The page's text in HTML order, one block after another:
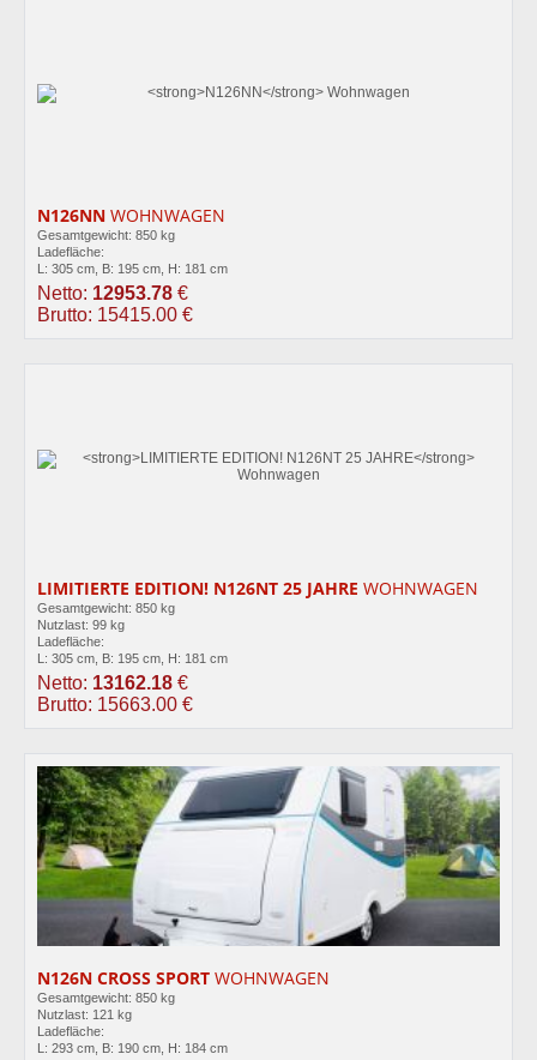
N126NN WOHNWAGEN
Gesamtgewicht: 850 kg
Ladefläche:
L: 305 cm, B: 195 cm, H: 181 cm
Netto: 12953.78 €
Brutto: 15415.00 €
LIMITIERTE EDITION! N126NT 25 JAHRE WOHNWAGEN
Gesamtgewicht: 850 kg
Nutzlast: 99 kg
Ladefläche:
L: 305 cm, B: 195 cm, H: 181 cm
Netto: 13162.18 €
Brutto: 15663.00 €
N126N CROSS SPORT WOHNWAGEN
Gesamtgewicht: 850 kg
Nutzlast: 121 kg
Ladefläche:
L: 293 cm, B: 190 cm, H: 184 cm